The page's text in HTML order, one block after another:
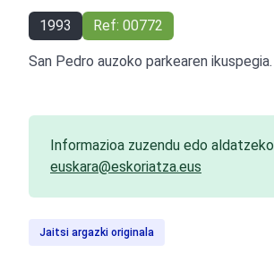
1993 Ref: 00772
San Pedro auzoko parkearen ikuspegia.
Informazioa zuzendu edo aldatzeko
euskara@eskoriatza.eus
Jaitsi argazki originala